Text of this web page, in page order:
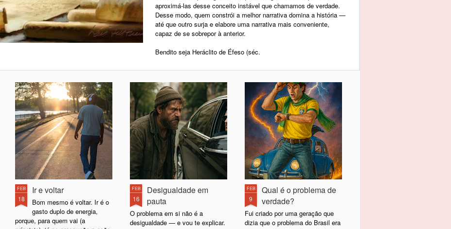
aproximá-las desse conceito instável que chamamos de verdade.
Desse modo, quem constrói a melhor narrativa domina a história —
até que outro surja e elabore uma narrativa mais conveniente,
capaz de se sobrepor à anterior.
Bendito seja Heráclito de Éfeso (séc.
FEB
18
Ir e voltar
Bom mesmo é voltar. Ir é o
gasto duplo de energia,
porque, para quem vai (a
FEB
16
Desigualdade em
pauta
O problema em si não é a
desigualdade — e vou te explicar.
FEB
9
Qual é o problema de
verdade?
Fui criado por uma geração que
dizia que o problema do Brasil era